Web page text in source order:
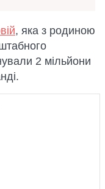
, яка з родиною
2 мільйони